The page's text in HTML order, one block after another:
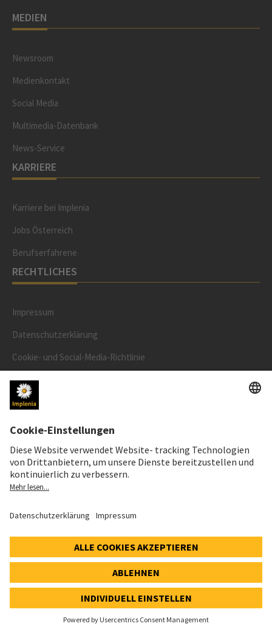
MEDIEN
Newsroom
Medienkontakt
Social Media
Multimedia-Datenbank
News-Service
KARRIERE
Karriere bei Implenia
Jobs Österreich
Berufserfahrene
RECHTLICHES
Impressum
Datenschutzerklärung
Cookie- und Social-Media-Richtlinie
Cookie-Einstellungen
AKTIENKURS
SWX: Implenia AG
62,30 CHF
0,00 CHF (0,00%)
© 2026 Implenia AG